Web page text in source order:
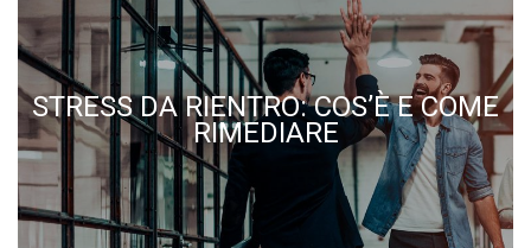
STRESS DA RIENTRO: COS’È E COME
RIMEDIARE